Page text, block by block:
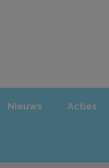
Nieuws Acties